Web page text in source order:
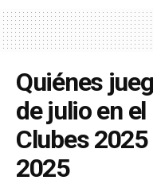
Quiénes
de julio en
Clubes 2025
2025